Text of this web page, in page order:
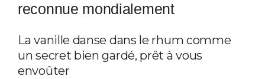
reconnue mondialement
La vanille danse dans le rhum comme
un secret bien gardé, prêt à vous
envoûter